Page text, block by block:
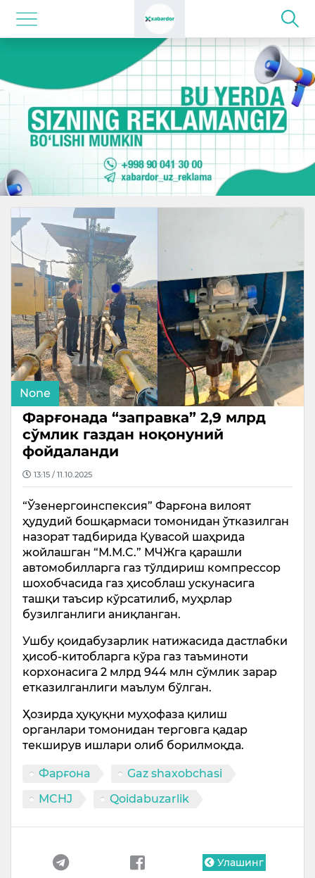
None
Фарғонада “заправка” 2,9 млрд
сўмлик газдан ноқонуний
фойдаланди
13:15 / 11.10.2025
“Ўзенергоинспексия” Фарғона вилоят
ҳудудий бошқармаси томонидан ўтказилган
назорат тадбирида Қувасой шаҳрида
жойлашган “М.М.C.” МЧЖга қарашли
автомобилларга газ тўлдириш компрессор
шохобчасида газ ҳисоблаш ускунасига
ташқи таъсир кўрсатилиб, муҳрлар
бузилганлиги аниқланган.
Ушбу қоидабузарлик натижасида дастлабки
ҳисоб-китобларга кўра газ таъминоти
корхонасига 2 млрд 944 млн сўмлик зарар
етказилганлиги маълум бўлган.
Ҳозирда ҳуқуқни муҳофаза қилиш
органлари томонидан терговга қадар
текширув ишлари олиб борилмоқда.
Фарғона
Gaz shaxobchasi
MCHJ
Qoidabuzarlik
Улашинг